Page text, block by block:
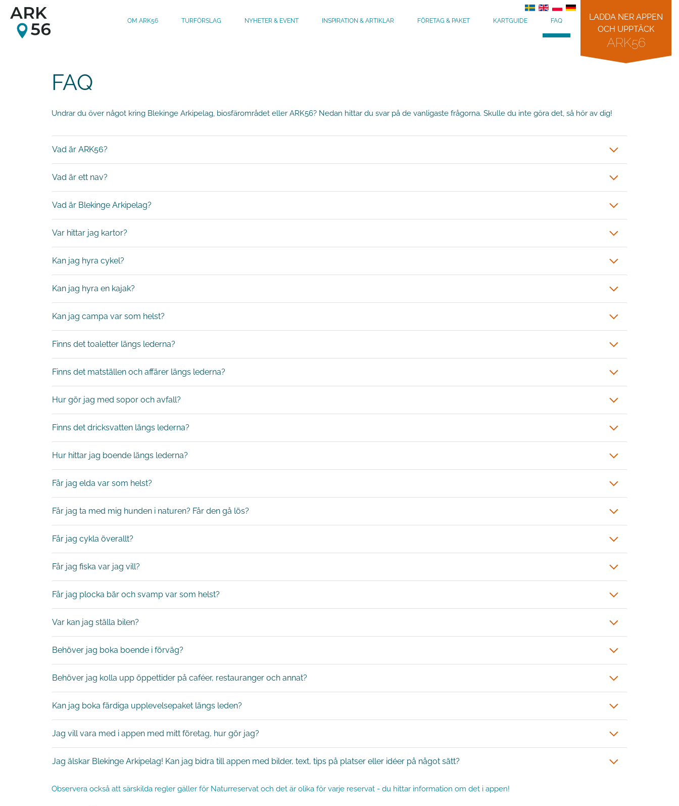
Gå till huvudinnehåll
LADDA NER APPEN
OCH UPPTÄCK
ARK56
OM ARK56 TURFÖRSLAG NYHETER & EVENT INSPIRATION & ARTIKLAR FÖRETAG & PAKET KARTGUIDE FAQ
FAQ
Undrar du över något kring Blekinge Arkipelag, biosfärområdet eller ARK56? Nedan hittar du svar på de vanligaste frågorna. Skulle du inte göra det, så hör av dig!
Vad är ARK56?
Vad är ett nav?
Vad är Blekinge Arkipelag?
Var hittar jag kartor?
Kan jag hyra cykel?
Kan jag hyra en kajak?
Kan jag campa var som helst?
Finns det toaletter längs lederna?
Finns det matställen och affärer längs lederna?
Hur gör jag med sopor och avfall?
Finns det dricksvatten längs lederna?
Hur hittar jag boende längs lederna?
Får jag elda var som helst?
Får jag ta med mig hunden i naturen? Får den gå lös?
Får jag cykla överallt?
Får jag fiska var jag vill?
Får jag plocka bär och svamp var som helst?
Var kan jag ställa bilen?
Behöver jag boka boende i förväg?
Behöver jag kolla upp öppettider på caféer, restauranger och annat?
Kan jag boka färdiga upplevelsepaket längs leden?
Jag vill vara med i appen med mitt företag, hur gör jag?
Jag älskar Blekinge Arkipelag! Kan jag bidra till appen med bilder, text, tips på platser eller idéer på något sätt?
Observera också att särskilda regler gäller för Naturreservat och det är olika för varje reservat - du hittar information om det i appen!